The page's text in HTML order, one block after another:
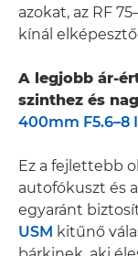
azokat, az RF
kínál
A legjobb ár-
szinthez és
400mm F5.6–8
Ez a fejlettebb
autofókuszt és a
egyaránt
USM kitűnő